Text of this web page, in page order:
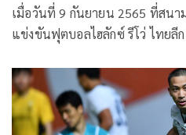
เมื่อวันที่ 9 กันยายน 2565 ที่สนา
แข่งขันฟุตบอลไฮลักซ์ รีโว่ ไทยลี
รับการมาเยือนของทัพ “ราชันโค
จีพียู